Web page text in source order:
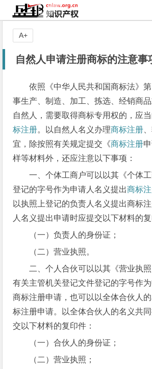
自然人申请注册商标的注意事
依照《中华人民共和国商标法》
事生产、制造、加工、拣选、经销商
自然人，需要取得商标专用权的，应
标注册。以自然人名义办理商标注册
宜，除按照有关规定提交《商标注册
样等材料外，还应注意以下事项：
一、个体工商户可以以其《个体工
登记的字号作为申请人名义提出商标
以执照上登记的负责人名义提出商标
人名义提出申请时应提交以下材料的复
（一）负责人的身份证；
（二）营业执照。
二、个人合伙可以以其《营业执
有关主管机关登记文件登记的字号作
商标注册申请，也可以以全体合伙人
标注册申请。以全体合伙人的名义共
交以下材料的复印件：
（一）合伙人的身份证；
（二）营业执照；
A+